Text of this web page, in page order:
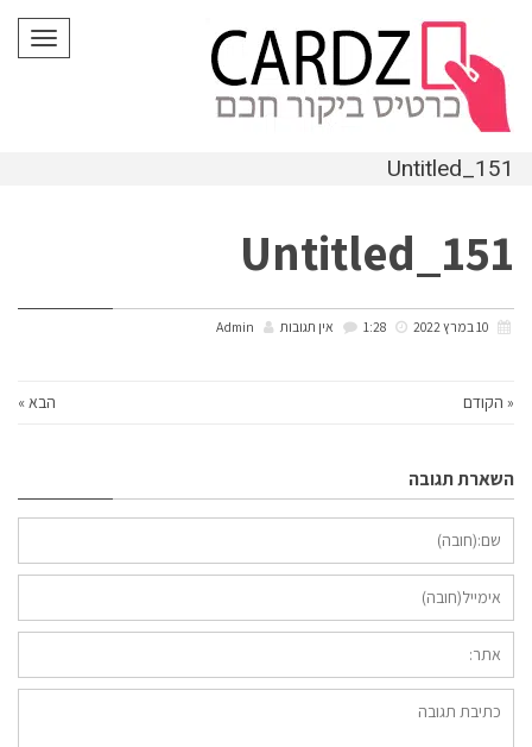
תפריט
Untitled_151
Untitled_151
אין תגובות Admin
« הקודם הבא »
השארת תגובה